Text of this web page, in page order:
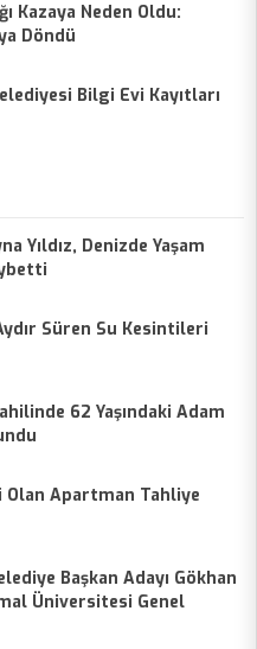
Kazaya Neden Oldu:
Döndü
Bilgi Evi Kayıtları
Yıldız, Denizde Yaşam
Süren Su Kesintileri
62 Yaşındaki Adam
Olan Apartman Tahliye
Başkan Adayı Gökhan
Üniversitesi Genel